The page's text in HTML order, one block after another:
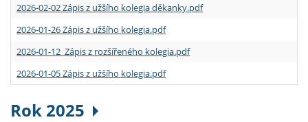
2026-02-02 Zápis z užšího kolegia děkanky.pdf
2026-01-26 Zápis z užšího kolegia.pdf
2026-01-12 Zápis z rozšířeného kolegia.pdf
2026-01-05 Zápis z užšího kolegia.pdf
Rok 2025